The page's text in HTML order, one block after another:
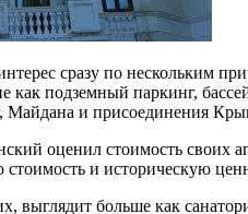
сразу по нескольким
как подземный паркинг,
Майдана и присоединения
оценил стоимость
и историческую
выглядит больше как